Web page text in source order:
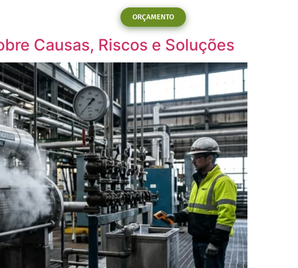
ORÇAMENTO
Causas, Riscos e Soluções